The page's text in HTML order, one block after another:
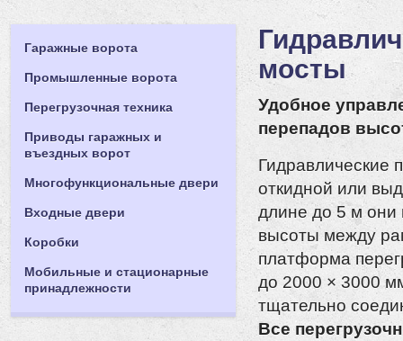
Гаражные ворота
Промышленные ворота
Перегрузочная техника
Приводы гаражных и
въездных ворот
Многофункциональные двери
Входные двери
Коробки
Мобильные и стационарные
принадлежности
мосты
Удобное
перепадов
Гидравлические
откидной или
длине до 5 м
высоты между
платформа
до 2000 × 3000
тщательно
Все